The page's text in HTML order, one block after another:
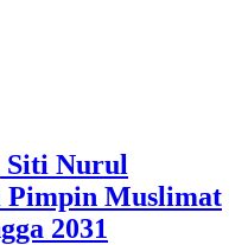
Siti Nurul
Muslimat
2031